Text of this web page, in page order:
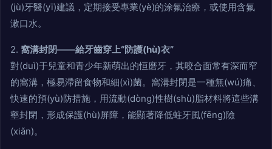
(jù)牙醫(yī)建議，定期接受專業(yè)的涂氟治療，或使用含氟
漱口水。
2. 窩溝封閉——給牙齒穿上“防護(hù)衣”
對(duì)于兒童和青少年新萌出的恒磨牙，其咬合面常有深而窄
的窩溝，極易滯留食物和細(xì)菌。窩溝封閉是一種無(wú)痛、
快速的預(yù)防措施，用流動(dòng)性樹(shù)脂材料將這些溝
壑封閉，形成保護(hù)屏障，能顯著降低蛀牙風(fēng)險
(xiǎn)。